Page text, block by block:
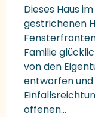
Dieses Haus
gestrichenen
Familie
von den
entworfen
offenen...